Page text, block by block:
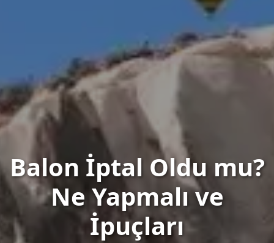
Balon İptal Oldu mu?
Ne Yapmalı ve
İpuçları